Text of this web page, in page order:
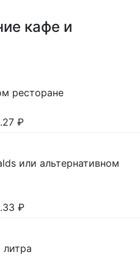
кафе и
ресторане
₽
или альтернативном
₽